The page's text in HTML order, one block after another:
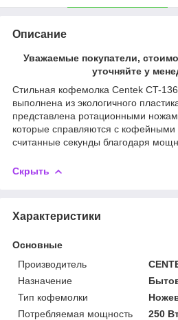
Описание
Уважаемые покупатели,
уточняйте у
Стильная кофемолка Centek CT-
выполнена из экологичного
представлена ротационными
которые справляются с
считанные секунды благодаря
Скрыть
Характеристики
Основные
Производитель
Назначение
Тип кофемолки
Потребляемая мощность
250